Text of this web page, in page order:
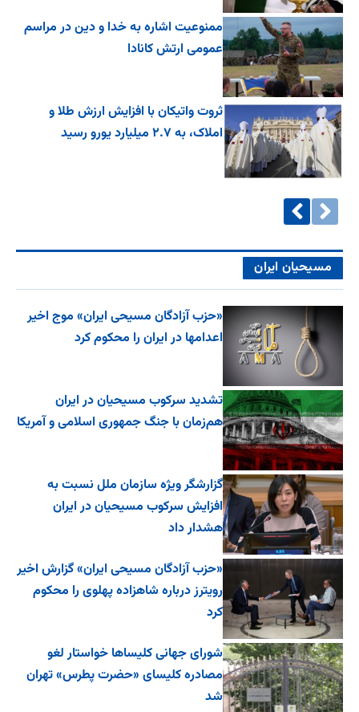
ممنوعیت اشاره به خدا و دین در مراسم
عمومی ارتش کانادا
ثروت واتیکان با افزایش ارزش طلا و
املاک، به ۲.۷ میلیارد یورو رسید
مسیحیان ایران
«حزب آزادگان مسیحی ایران» موج اخیر
اعدامها در ایران را محکوم کرد
تشدید سرکوب مسیحیان در ایران
هم‌زمان با جنگ جمهوری اسلامی و آمریکا
گزارشگر ویژه سازمان ملل نسبت به
افزایش سرکوب مسیحیان در ایران
هشدار داد
«حزب آزادگان مسیحی ایران» گزارش اخیر
رویترز درباره شاهزاده پهلوی را محکوم
کرد
شورای جهانی کلیساها خواستار لغو
مصادره کلیسای «حضرت پطرس» تهران
شد